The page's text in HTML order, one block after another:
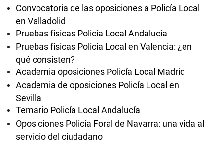
Convocatoria de las oposiciones a Policía Local
en Valladolid
Pruebas físicas Policía Local Andalucía
Pruebas físicas Policía Local en Valencia: ¿en
qué consisten?
Academia oposiciones Policía Local Madrid
Academia de oposiciones Policía Local en
Sevilla
Temario Policía Local Andalucía
Oposiciones Policía Foral de Navarra: una vida al
servicio del ciudadano